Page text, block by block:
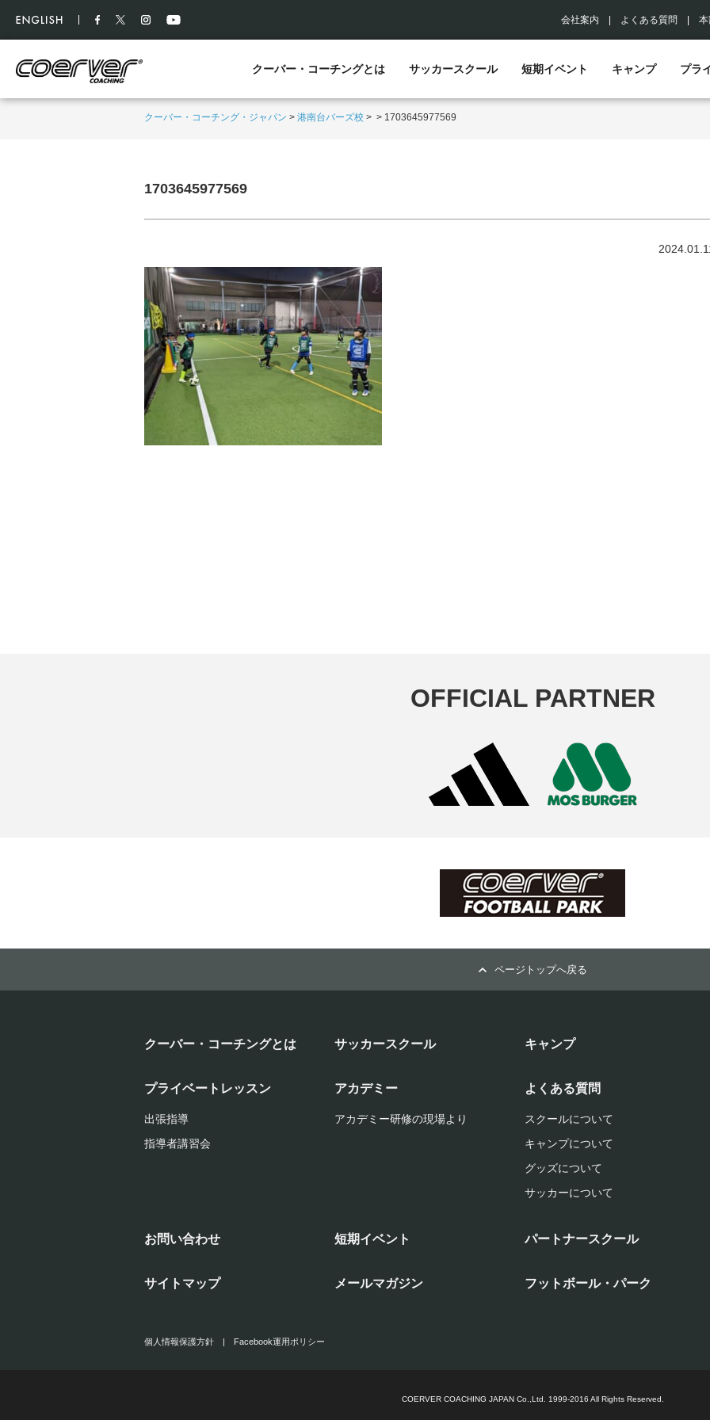
会社案内 よくある質問
クーバー・コーチングとは サッカースクール 短期イベント キャンプ プラ
クーバー・コーチング・ジャパン > 港南台バーズ校 > > 1703645977569
1703645977569
OFFICIAL PARTNER
ページトップへ戻る
クーバー・コーチングとは サッカースクール キャンプ
プライベートレッスン
出張指導
指導者講習会
アカデミー
アカデミー研修の現場より
よくある質問
スクールについて
キャンプについて
グッズについて
サッカーについて
お問い合わせ 短期イベント パートナースクール
サイトマップ メールマガジン フットボール・パーク
個人情報保護方針 | Facebook運用ポリシー
COERVER COACHING JAPAN Co.,Ltd. 1999-2016 All Rights Reserved.